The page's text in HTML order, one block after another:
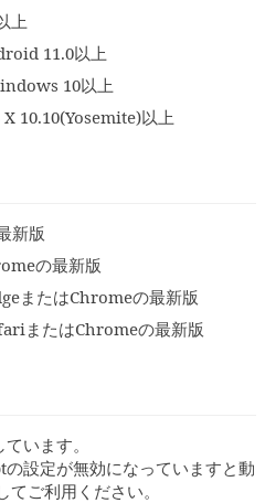
上
11.0以上
10以上
10.10(Yosemite)以上
新版
の最新版
またはChromeの最新版
またはChromeの最新版
います。
設定が無効になっていますと動
ご利用ください。